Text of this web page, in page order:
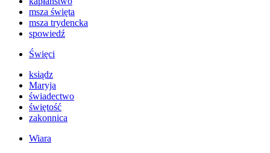
msza święta
msza trydencka
spowiedź
Święci
ksiądz
Maryja
świadectwo
świętość
zakonnica
Wiara